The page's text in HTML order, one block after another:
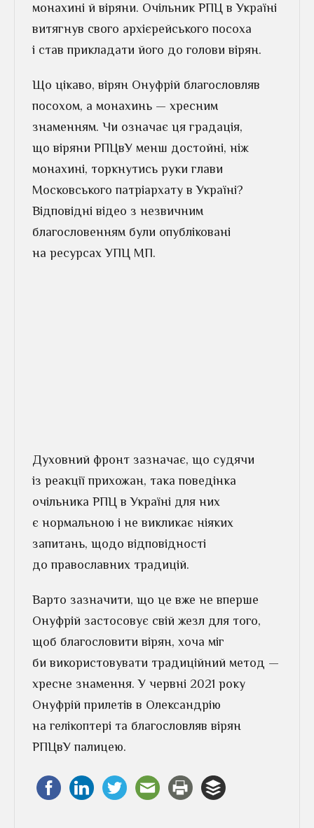
монахині й віряни. Очільник РПЦ в Україні
витягнув свого архієрейського посоха
і став прикладати його до голови вірян.
Що цікаво, вірян Онуфрій благословляв
посохом, а монахинь — хресним
знаменням. Чи означає ця градація,
що віряни РПЦвУ менш достойні, ніж
монахині, торкнутись руки глави
Московського патріархату в Україні?
Відповідні відео з незвичним
благословенням були опубліковані
на ресурсах УПЦ МП.
Духовний фронт зазначає, що судячи
із реакції прихожан, така поведінка
очільника РПЦ в Україні для них
є нормальною і не викликає ніяких
запитань, щодо відповідності
до православних традицій.
Варто зазначити, що це вже не вперше
Онуфрій застосовує свій жезл для того,
щоб благословити вірян, хоча міг
би використовувати традиційний метод —
хресне знамення. У червні 2021 року
Онуфрій прилетів в Олександрію
на гелікоптері та благословляв вірян
РПЦвУ палицею.